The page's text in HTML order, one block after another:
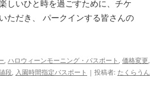
しいひと時を過ごすために、チケ
ただき、 パークインする皆さんの
, ハロウィーンモーニング・パスポート , 価格変更,
段, 入園時間指定パスポート | 投稿者: たくらうん